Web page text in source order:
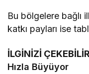
Bu bölgelere bağlı
katkı payları ise
İLGİNİZİ
Hızla Büyüyor